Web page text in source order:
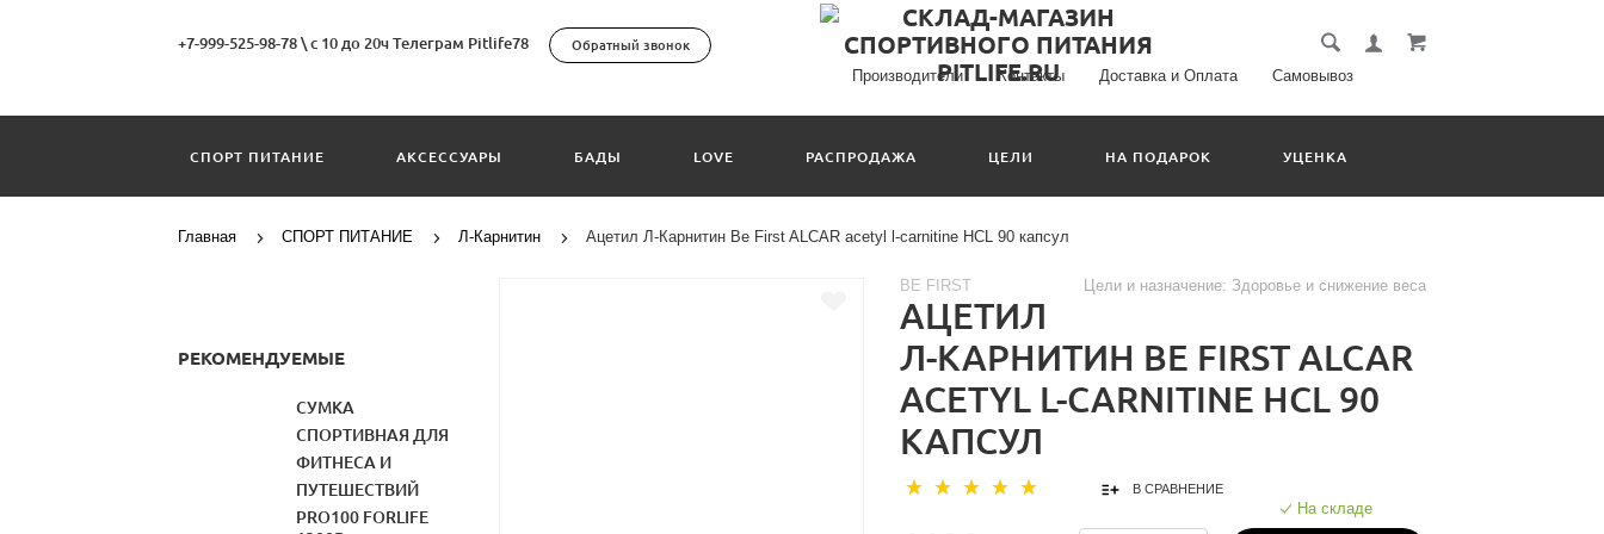
+7-999-525-98-78 \с 10 до 20ч Телеграм Pitlife78 Обратный звонок
Производители Контакты Доставка и Оплата Самовывоз
СПОРТ ПИТАНИЕ АКСЕССУАРЫ БАДЫ LOVE РАСПРОДАЖА ЦЕЛИ НА ПОДАРОК УЦЕНКА
Главная СПОРТ ПИТАНИЕ Л-Карнитин Ацетил Л-Карнитин Be First ALCAR acetyl l-carnitine HCL 90 капсул
РЕКОМЕНДУЕМЫЕ
СУМКА
СПОРТИВНАЯ ДЛЯ
ФИТНЕСА И
ПУТЕШЕСТВИЙ
PRO100 FORLIFE
Цели и назначение: Здоровье и снижение веса
BE FIRST
АЦЕТИЛ
Л-КАРНИТИН BE FIRST ALCAR
ACETYL L-CARNITINE HCL 90
КАПСУЛ
В СРАВНЕНИЕ
На складе